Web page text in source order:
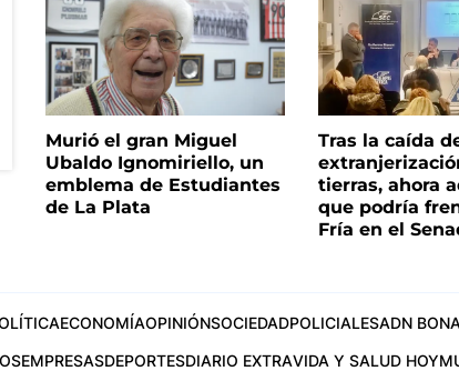
Murió el gran Miguel
Ubaldo Ignomiriello, un
emblema de Estudiantes
de La Plata
Tras la caída
tierras, ahora
que podría
Fría en el
ECONOMÍAOPINIÓNSOCIEDADPOLICIALESADN
EMPRESASDEPORTESDIARIO EXTRAVIDA Y SALUD HOY